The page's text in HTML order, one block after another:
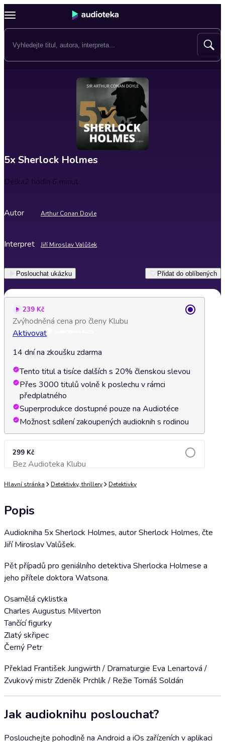
5x Sherlock Holmes
Délka2 hodin 6 minut
Autor Arthur Conan Doyle
Interpret Jiří Miroslav Valůšek
Poslouchat ukázku Přidat do oblíbených
239 Kč
Zvýhodněná cena pro členy Klubu
Aktivovat
14 dní na zkoušku zdarma
Tento titul a tisíce dalších s 20% členskou slevou
Přes 3000 titulů volně k poslechu v rámci
předplatného
Superprodukce dostupné pouze na Audiotéce
Možnost sdílení zakoupených audioknih s rodinou
299 Kč
Bez Audioteka KlubuPřidat do košíku
Hlavní stránka Detektivky, thrillery Detektivky
Popis
Audiokniha 5x Sherlock Holmes, autor Sherlock Holmes, čte
Jiří Miroslav Valůšek.
Pět případů pro geniálního detektiva Sherlocka Holmese a
jeho přítele doktora Watsona.
Osamělá cyklistka
Charles Augustus Milverton
Tančící figurky
Zlatý skřipec
Černý Petr
Překlad František Jungwirth / Dramaturgie Eva Lenartová /
Zvukový mistr Zdeněk Prchlík / Režie Tomáš Soldán
Jak audioknihu poslouchat?
Poslouchejte pohodlně na Android a iOs zařízeních v aplikaci